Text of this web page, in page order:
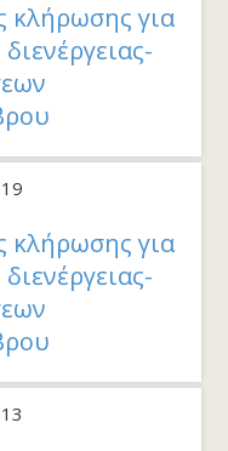
κλήρωσης για
κλήρωσης για